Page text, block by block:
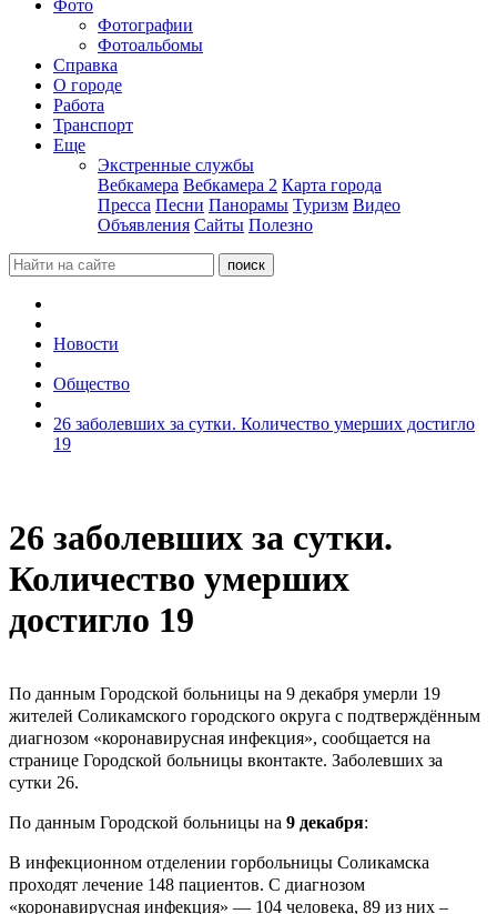
Фото
Фотографии
Фотоальбомы
Справка
О городе
Работа
Транспорт
Еще
Экстренные службы
Вебкамера Вебкамера 2 Карта города
Пресса Песни Панорамы Туризм Видео
Объявления Сайты Полезно
Новости
Общество
26 заболевших за сутки. Количество умерших достигло
19
26 заболевших за сутки.
Количество умерших
достигло 19
По данным Городской больницы на 9 декабря умерли 19
жителей Соликамского городского округа с подтверждённым
диагнозом «коронавирусная инфекция», сообщается на
странице Городской больницы вконтакте. Заболевших за
сутки 26.
По данным Городской больницы на 9 декабря:
В инфекционном отделении горбольницы Соликамска
проходят лечение 148 пациентов. С диагнозом
«коронавирусная инфекция» — 104 человека, 89 из них –